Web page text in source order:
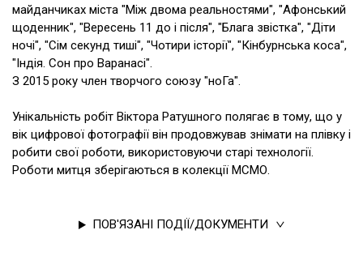
майданчиках міста "Між двома реальностями", "Афонський
щоденник", "Вересень 11 до і після", "Блага звістка", "Діти
ночі", "Сім секунд тиші", "Чотири історії", "Кінбурнська коса",
"Індія. Сон про Варанасі".
З 2015 року член творчого союзу "ноГа".
Унікальність робіт Віктора Ратушного полягає в тому, що у
вік цифрової фотографії він продовжував знімати на плівку і
робити свої роботи, використовуючи старі технології.
Роботи митця зберігаються в колекції МСМО.
ПОВ'ЯЗАНІ ПОДІЇ/ДОКУМЕНТИ